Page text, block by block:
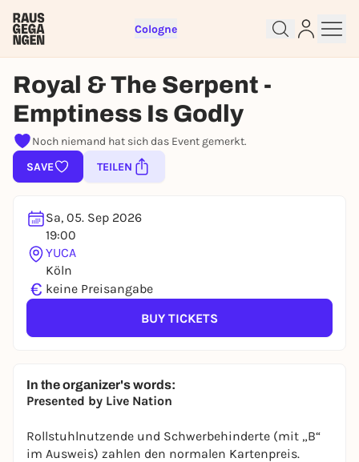
Cologne
Royal & The Serpent -
Emptiness Is Godly
Noch niemand hat sich das Event gemerkt.
SAVE
TEILEN
Sa, 05. Sep 2026
19:00
YUCA
Köln
€ keine Preisangabe
BUY TICKETS
In the organizer's words:
Presented by Live Nation
Rollstuhlnutzende und Schwerbehinderte (mit „B“
im Ausweis) zahlen den normalen Kartenpreis.
Sign up for free and get started
right away
To like events, follow pages, or participate in
lotteries, you need a free Rausgegangen account.
You already have an account?